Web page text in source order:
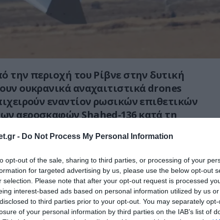
- Do Not Process My Personal Information
opt-out of the sale, sharing to third parties, or processing of your
for targeted advertising by us, please use the below opt-out
selection. Please note that after your opt-out request is processed
interest-based ads based on personal information utilized by us
to third parties prior to your opt-out. You may separately
of your personal information by third parties on the IAB’s list of
την περιοχή του Ρίβνε στην δυτική
ουκρανικά αναχαιτιστικά drones
εναντίον ρωσικών επιθετικών
αεροσκαφών Shahed-136 κατά τη
τα Shahed σε μεγάλο ύψος και να
μαζί τους, επιχειρώντας να τα
φτάσουν στους στόχους τους.
FPV interceptors slamming into Russian